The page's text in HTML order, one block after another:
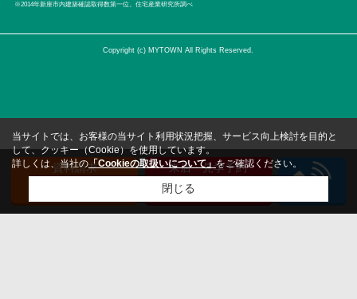
※2014年新座市内建築確認取得数第一位。住宅産業研究所調べ
Copyright (c) MYTOWN All Rights Reserved.
資料請求
来店・見学予約
（無料）
当サイトでは、お客様の当サイト利用状況把握、サービス向上検討を目的と
して、クッキー（Cookie）を使用しています。
詳しくは、当社の「Cookieの取扱いについて」をご確認ください。
閉じる